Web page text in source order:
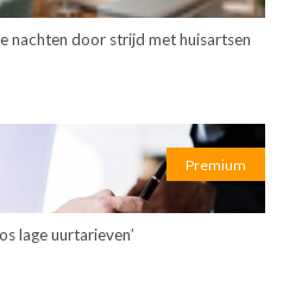
nachten door strijd met huisartsen
Premium
lage uurtarieven’